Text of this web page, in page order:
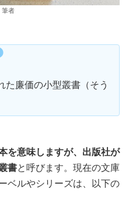
筆者
た廉価の小型叢書（そう
を意味しますが、出版社が
書と呼びます。現在の文庫
ベルやシリーズは、以下の